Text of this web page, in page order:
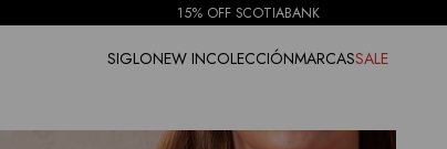
15% OFF SCOTIABANK
SIGLONEW INCOLECCIÓNMARCASSALE